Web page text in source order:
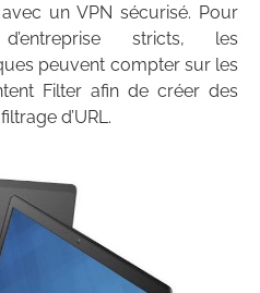
un VPN sécurisé. Pour
stricts, les
peuvent compter sur les
Filter afin de créer des
d’URL.